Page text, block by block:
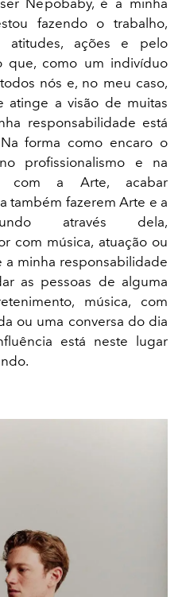
fazendo o trabalho,
atitudes, ações e pelo
que, como um indivíduo
nós e, no meu caso,
atinge a visão de muitas
responsabilidade está
forma como encaro o
profissionalismo e na
com a Arte, acabar
também fazerem Arte e a
através dela,
com música, atuação ou
a minha responsabilidade
as pessoas de alguma
música, com
ou uma conversa do dia
está neste lugar